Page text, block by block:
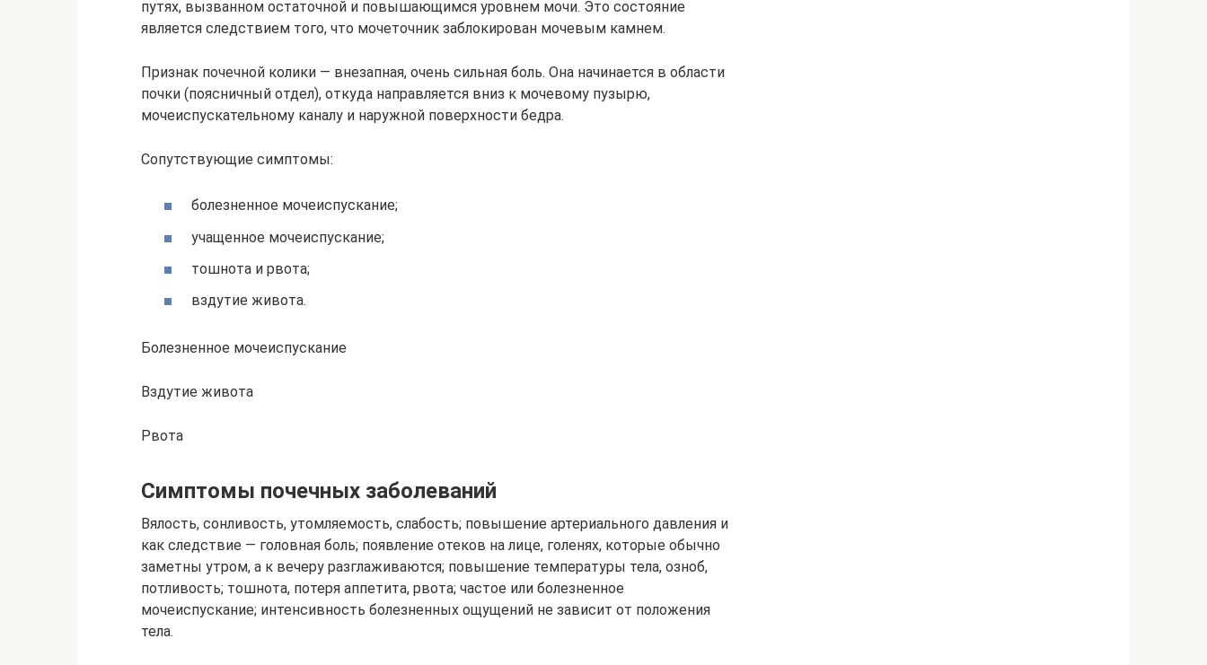
путях, вызванном остаточной и повышающимся уровнем мочи. Это состояние
является следствием того, что мочеточник заблокирован мочевым камнем.
Признак почечной колики — внезапная, очень сильная боль. Она начинается в области
почки (поясничный отдел), откуда направляется вниз к мочевому пузырю,
мочеиспускательному каналу и наружной поверхности бедра.
Сопутствующие симптомы:
болезненное мочеиспускание;
учащенное мочеиспускание;
тошнота и рвота;
вздутие живота.
Болезненное мочеиспускание
Вздутие живота
Рвота
Симптомы почечных заболеваний
Вялость, сонливость, утомляемость, слабость; повышение артериального давления и
как следствие — головная боль; появление отеков на лице, голенях, которые обычно
заметны утром, а к вечеру разглаживаются; повышение температуры тела, озноб,
потливость; тошнота, потеря аппетита, рвота; частое или болезненное
мочеиспускание; интенсивность болезненных ощущений не зависит от положения
тела.